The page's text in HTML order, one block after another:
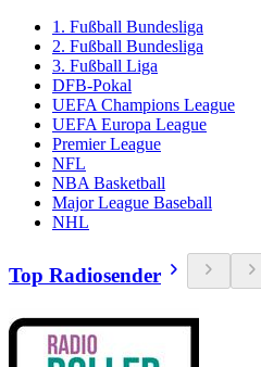
1. Fußball Bundesliga
2. Fußball Bundesliga
3. Fußball Liga
DFB-Pokal
UEFA Champions League
UEFA Europa League
Premier League
NFL
NBA Basketball
Major League Baseball
NHL
Top Radiosender